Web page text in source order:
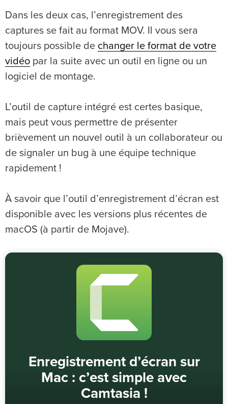
Dans les deux cas, l’enregistrement des
captures se fait au format MOV. Il vous sera
toujours possible de changer le format de votre
vidéo par la suite avec un outil en ligne ou un
logiciel de montage.
L’outil de capture intégré est certes basique,
mais peut vous permettre de présenter
brièvement un nouvel outil à un collaborateur ou
de signaler un bug à une équipe technique
rapidement !
À savoir que l’outil d’enregistrement d’écran est
disponible avec les versions plus récentes de
macOS (à partir de Mojave).
Enregistrement d’écran sur
Mac : c’est simple avec
Camtasia !